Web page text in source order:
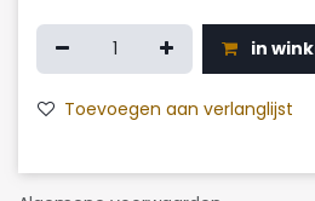
in
Toevoegen aan verlanglijst